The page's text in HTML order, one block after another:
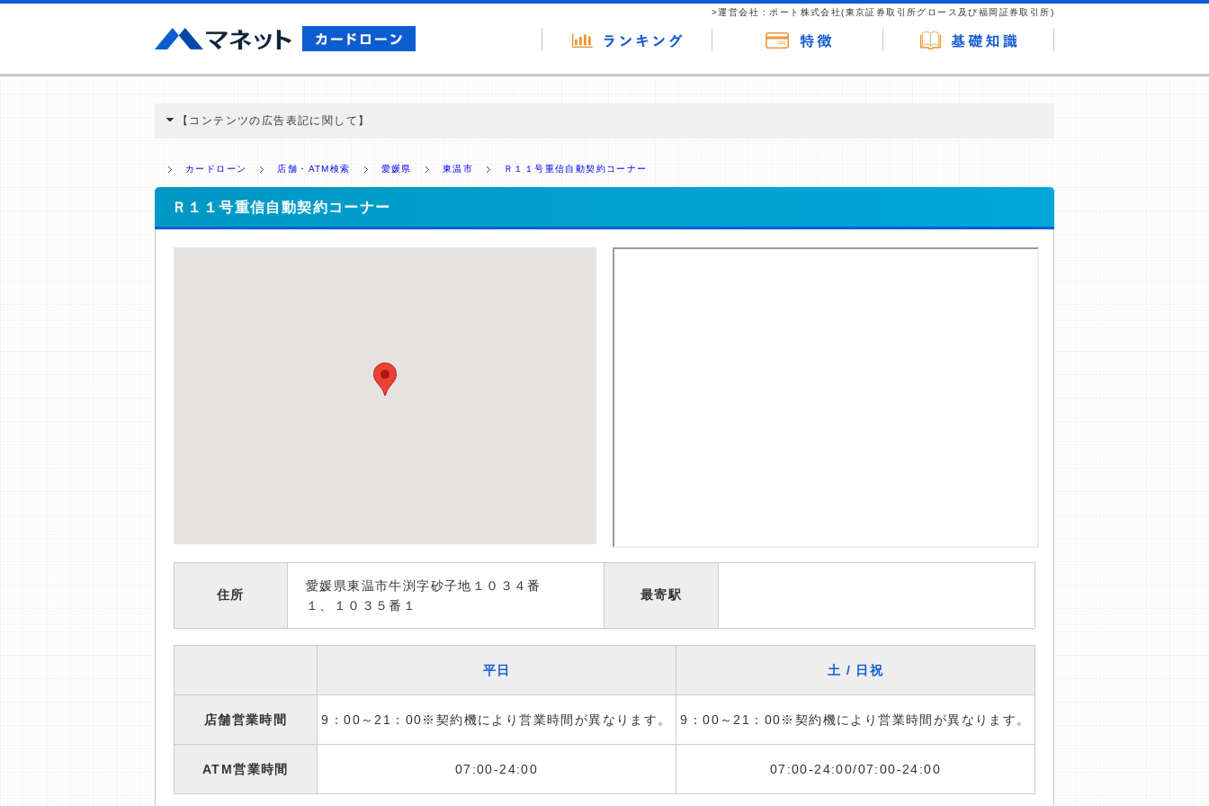
>運営会社：ポート株式会社(東京証券取引所グロース及び福岡証券取引所)
【コンテンツの広告表記に関して】
ミ収集などに基づき、公平性を担保した情報提供を行っています。
>提携企業一覧
カードローン 店舗・ATM検索 愛媛県 東温市 Ｒ１１号重信自動契約コーナー
Ｒ１１号重信自動契約コーナー
住所
愛媛県東温市牛渕字砂子地１０３４番
１、１０３５番１
最寄駅
平日 土 / 日祝
店舗営業時間 9：00～21：00※契約機により営業時間が異なります。 9：00～21：00※契約機により営業時間が異なります。
ATM営業時間 07:00-24:00 07:00-24:00/07:00-24:00